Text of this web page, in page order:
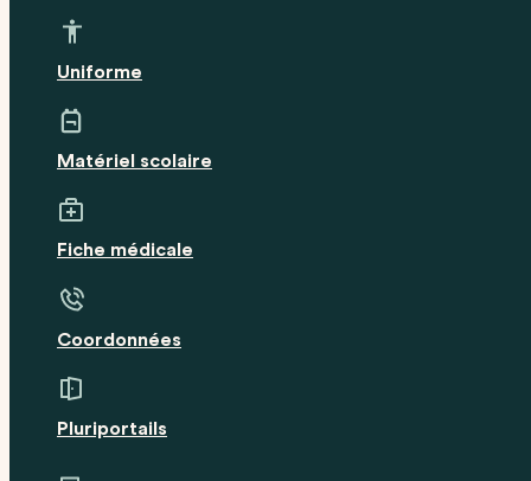
Uniforme
Matériel scolaire
Fiche médicale
Coordonnées
Pluriportails